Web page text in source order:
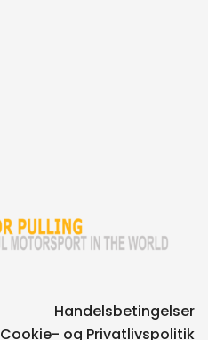
Handelsbetingelser
Cookie- og Privatlivspolitik